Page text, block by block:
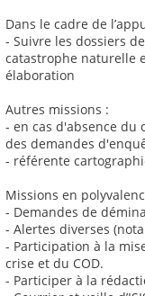
Dans le cadre de
- Suivre les dossiers
catastrophe naturelle
élaboration
Autres missions :
- en cas d'absence du
des demandes
- référente
Missions en
- Demandes de
- Alertes diverses
- Participation à la
crise et du COD.
- Participer à la